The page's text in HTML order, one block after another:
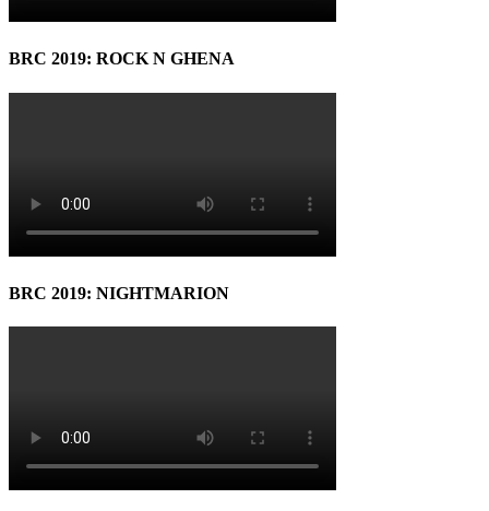
BRC 2019: ROCK N GHENA
BRC 2019: NIGHTMARION